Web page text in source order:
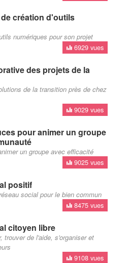
création d'outils
numériques pour son projet
6929 vues
des projets de la
de la transition près de chez
9029 vues
pour animer un groupe
un groupe avec efficacité
9025 vues
positif
social pour le bien commun
8475 vues
citoyen libre
trouver de l'aide, s'organiser et
9108 vues